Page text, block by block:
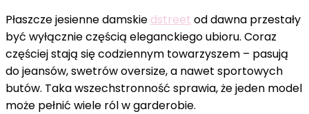
Płaszcze jesienne damskie dstreet od dawna przestały
być wyłącznie częścią eleganckiego ubioru. Coraz
częściej stają się codziennym towarzyszem – pasują
do jeansów, swetrów oversize, a nawet sportowych
butów. Taka wszechstronność sprawia, że jeden model
może pełnić wiele ról w garderobie.